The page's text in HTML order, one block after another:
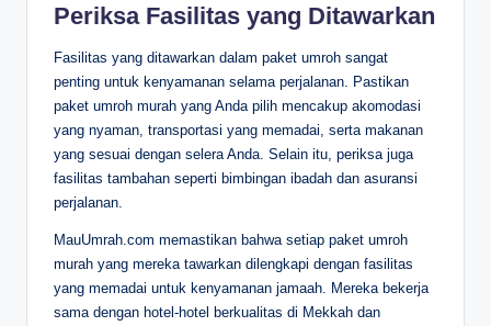
Periksa Fasilitas yang Ditawarkan
Fasilitas yang ditawarkan dalam paket umroh sangat
penting untuk kenyamanan selama perjalanan. Pastikan
paket umroh murah yang Anda pilih mencakup akomodasi
yang nyaman, transportasi yang memadai, serta makanan
yang sesuai dengan selera Anda. Selain itu, periksa juga
fasilitas tambahan seperti bimbingan ibadah dan asuransi
perjalanan.
MauUmrah.com memastikan bahwa setiap paket umroh
murah yang mereka tawarkan dilengkapi dengan fasilitas
yang memadai untuk kenyamanan jamaah. Mereka bekerja
sama dengan hotel-hotel berkualitas di Mekkah dan